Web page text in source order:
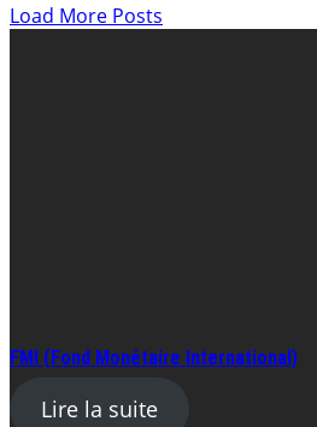
Load More Posts
FMI (Fond Monétaire International)
Lire la suite